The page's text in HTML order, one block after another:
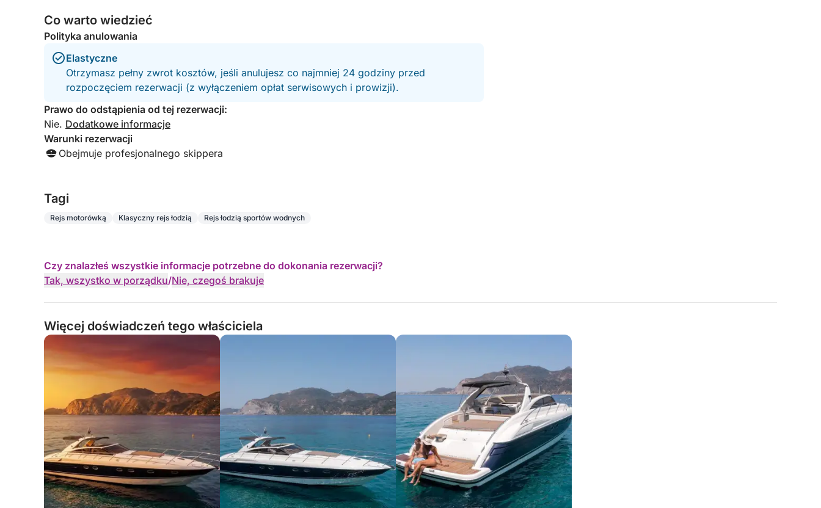
Co warto wiedzieć
Polityka anulowania
Elastyczne
Otrzymasz pełny zwrot kosztów, jeśli anulujesz co najmniej 24 godziny przed
rozpoczęciem rezerwacji (z wyłączeniem opłat serwisowych i prowizji).
Prawo do odstąpienia od tej rezerwacji:
Nie. Dodatkowe informacje
Warunki rezerwacji
Obejmuje profesjonalnego skippera
Tagi
Rejs motorówką Klasyczny rejs łodzią Rejs łodzią sportów wodnych
Czy znalazłeś wszystkie informacje potrzebne do dokonania rezerwacji?
Tak, wszystko w porządku/Nie, czegoś brakuje
Więcej doświadczeń tego właściciela